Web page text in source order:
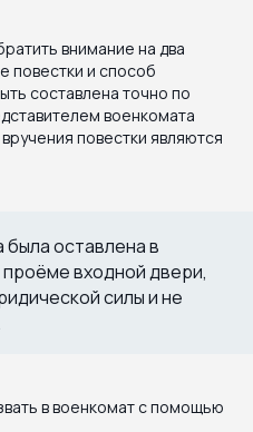
внимание на два
повестки и способ
составлена точно по
военкомата
повестки являются
была оставлена в
входной двери,
силы и не
в военкомат с помощью